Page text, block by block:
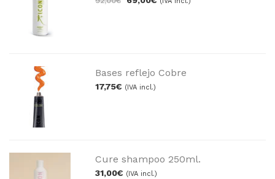
Bases reflejo Cobre
17,75€ (IVA incl.)
Cure shampoo 250ml.
31,00€ (IVA incl.)